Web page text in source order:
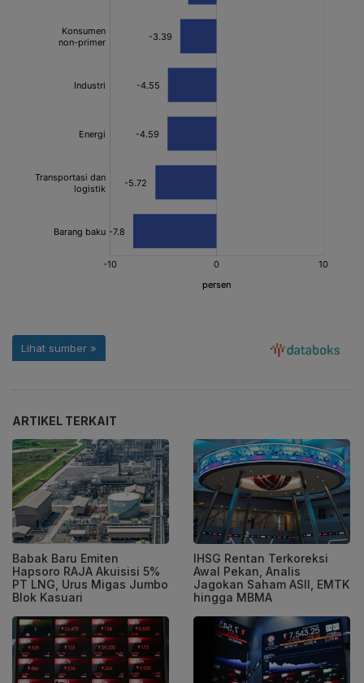
ARTIKEL TERKAIT
Babak Baru Emiten
Hapsoro RAJA Akuisisi 5%
PT LNG, Urus Migas Jumbo
Blok Kasuari
IHSG Rentan Terkoreksi
Awal Pekan, Analis
Jagokan Saham ASII, EMTK
hingga MBMA